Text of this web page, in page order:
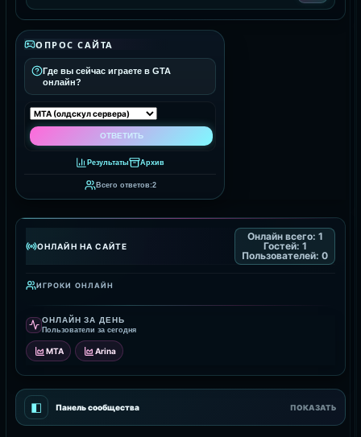
ОПРОС САЙТА
Где вы сейчас играете в GTA
онлайн?
Результаты Архив
Всего ответов:2
ОНЛАЙН НА САЙТЕ
Онлайн всего: 1
Гостей: 1
Пользователей: 0
ИГРОКИ ОНЛАЙН
ОНЛАЙН ЗА ДЕНЬ
Пользователи за сегодня
MTA Arina
◧ Панель сообщества ПОКАЗАТЬ